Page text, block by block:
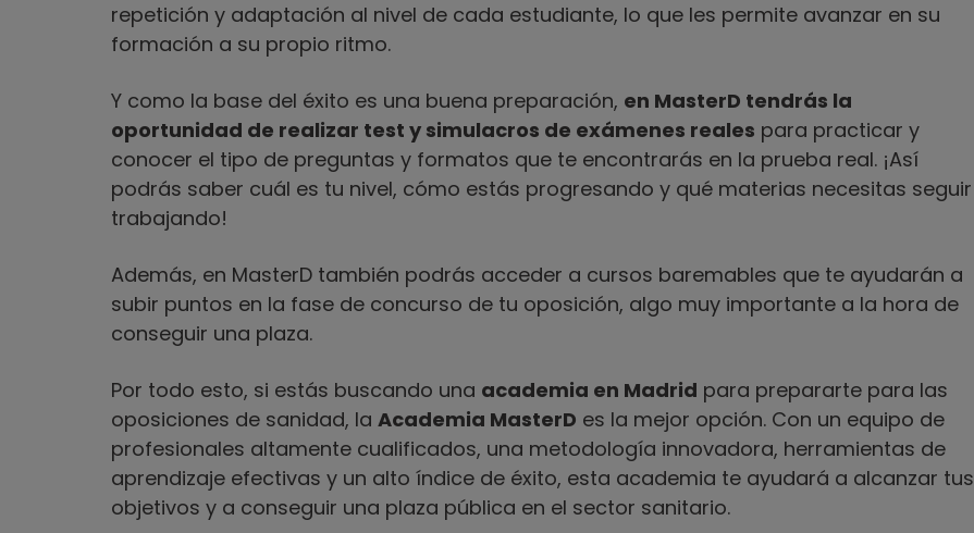
repetición y adaptación al nivel de cada estudiante, lo que les permite avanzar en su
formación a su propio ritmo.
Y como la base del éxito es una buena preparación, en MasterD tendrás la
oportunidad de realizar test y simulacros de exámenes reales para practicar y
conocer el tipo de preguntas y formatos que te encontrarás en la prueba real. ¡Así
podrás saber cuál es tu nivel, cómo estás progresando y qué materias necesitas seguir
trabajando!
Además, en MasterD también podrás acceder a cursos baremables que te ayudarán a
subir puntos en la fase de concurso de tu oposición, algo muy importante a la hora de
conseguir una plaza.
Por todo esto, si estás buscando una academia en Madrid para prepararte para las
oposiciones de sanidad, la Academia MasterD es la mejor opción. Con un equipo de
profesionales altamente cualificados, una metodología innovadora, herramientas de
aprendizaje efectivas y un alto índice de éxito, esta academia te ayudará a alcanzar tus
objetivos y a conseguir una plaza pública en el sector sanitario.